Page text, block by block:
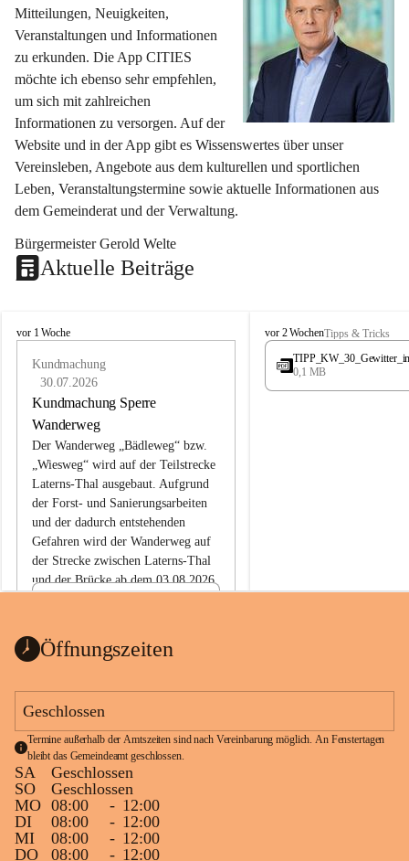
Mitteilungen, Neuigkeiten,
Veranstaltungen und Informationen
zu erkunden. Die App CITIES
möchte ich ebenso sehr empfehlen,
um sich mit zahlreichen
Informationen zu versorgen. Auf der
Website und in der App gibt es Wissenswertes über unser
Vereinsleben, Angebote aus dem kulturellen und sportlichen
Leben, Veranstaltungstermine sowie aktuelle Informationen aus
dem Gemeinderat und der Verwaltung.
Bürgermeister Gerold Welte
Aktuelle Beiträge
L
vor 1 Woche
Kundmachung
30.07.2026
Kundmachung Sperre
Wanderweg
Der Wanderweg „Bädleweg“ bzw.
„Wiesweg“ wird auf der Teilstrecke
Laterns-Thal ausgebaut. Aufgrund
der Forst- und Sanierungsarbeiten
und der dadurch entstehenden
Gefahren wird der Wanderweg auf
der Strecke zwischen Laterns-Thal
und der Brücke ab dem 03.08.2026
ht
1 Seite•0,1 MB
L
a
e
vor 2 WochenTipps & Tricks
0,1 MB
Öffnungszeiten
Geschlossen
Termine außerhalb der Amtszeiten sind nach Vereinbarung möglich. An Fenstertagen
bleibt das Gemeindeamt geschlossen.
SA
Geschlossen
SO
Geschlossen
MO 08:00 - 12:00
DI
08:00 - 12:00
MI
08:00 - 12:00
DO
08:00 - 12:00